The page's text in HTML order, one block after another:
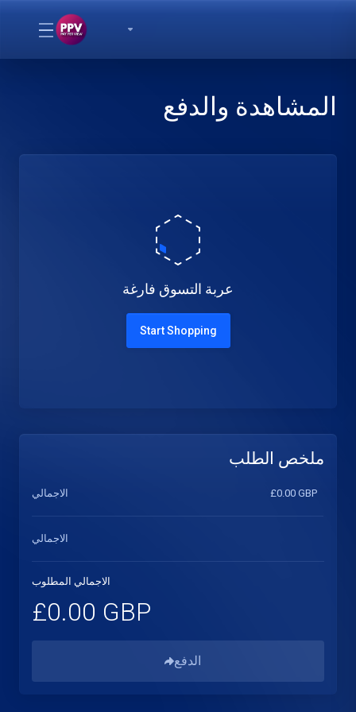
المشاهدة والدفع
عربة التسوق فارغة
Start Shopping
ملخص الطلب
الاجمالي £0.00 GBP
الاجمالي
الاجمالي المطلوب
£0.00 GBP
الدفع